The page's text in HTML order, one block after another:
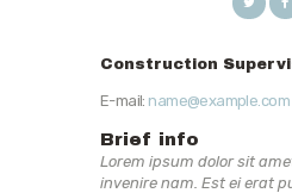
Construction
E-mail: name@example.com
Brief info
Lorem ipsum dolor sit
invenire nam. Est ei erat